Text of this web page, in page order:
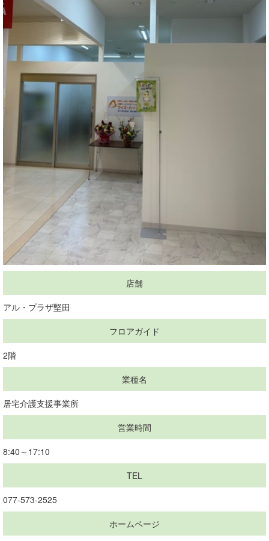
店舗
アル・プラザ堅田
フロアガイド
2階
業種名
居宅介護支援事業所
営業時間
8:40～17:10
TEL
077-573-2525
ホームページ